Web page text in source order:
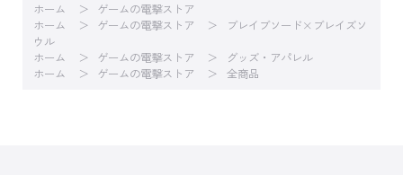
ホーム
ゲームの電撃ストア
ホーム
ゲームの電撃ストア
ブレイブソード×ブレイズソ
ウル
ホーム
ゲームの電撃ストア
グッズ・アパレル
ホーム
ゲームの電撃ストア 全商品